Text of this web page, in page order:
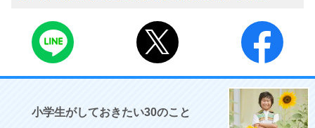
小学生がしておきたい30のこと